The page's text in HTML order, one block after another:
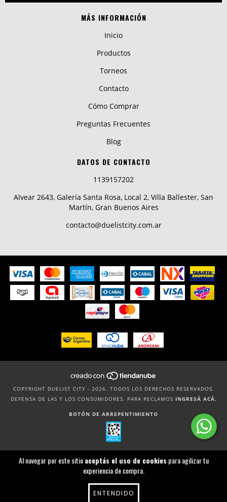
Al navegar por este sitioaceptás el uso de cookies para agilizar tu
experiencia de compra.
ENTENDIDO
MÁS INFORMACIÓN
Inicio
Productos
Torneos
Contacto
Cómo Comprar
Preguntas Frecuentes
Blog
DATOS DE CONTACTO
1139157202
Alvear 2643, Galería Santa Rosa, Local 2, Villa Ballester, San
Martín, Gran Buenos Aires
contacto@duelistcity.com.ar
COPYRIGHT DUELIST CITY - 2026. TODOS LOS DERECHOS RESERVADOS.
DEFENSA DE LAS Y LOS CONSUMIDORES. PARA RECLAMOS INGRESÁ ACÁ.
BOTÓN DE ARREPENTIMIENTO